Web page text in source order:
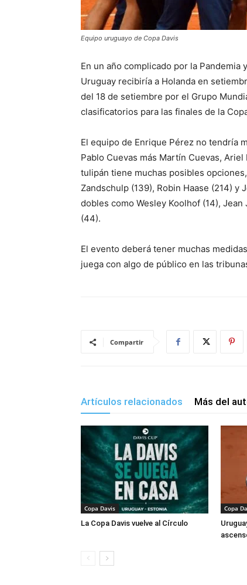
Equipo uruguayo de Copa Davis
En un año complicado por la
Uruguay recibiría a Holanda en
del 18 de setiembre por el Grupo
clasificatorios para las finales de la
El equipo de Enrique Pérez no tendría
Pablo Cuevas más Martín Cuevas,
tulipán tiene muchas posibles
Zandschulp (139), Robin Haase (214)
dobles como Wesley Koolhof (14),
(44).
El evento deberá tener muchas
juega con algo de público en las
Compartir
Artículos relacionados Más del
Copa Davis
La Copa Davis vuelve al Círculo
Copa